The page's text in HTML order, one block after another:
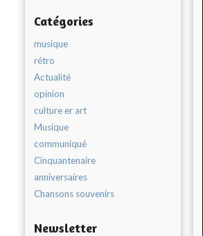
Catégories
musique
rétro
Actualité
opinion
culture er art
Musique
communiqué
Cinquantenaire
anniversaires
Chansons souvenirs
Newsletter